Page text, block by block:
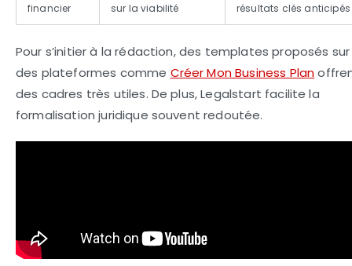
financier
sur la viabilité
résultats clés anticipés
Pour s’initier à la rédaction, des templates proposés sur
des plateformes comme Créer Mon Business Plan
des cadres très utiles. De plus, Legalstart facilite la
formalisation juridique souvent redoutée.